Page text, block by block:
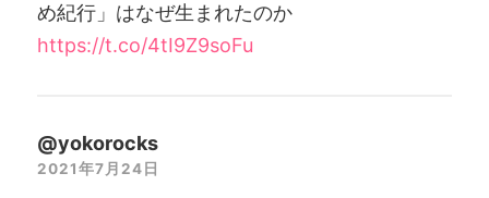
め紀行」はなぜ生まれたのか
https://t.co/4tI9Z9soFu
@yokorocks
2021年7月24日